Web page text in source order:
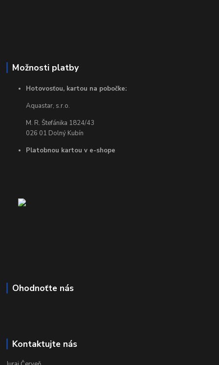
Možnosti platby
Hotovosťou, kartou na pobočke:
Aquastar, s.r.o.
M. R. Štefánika 1824/43
026 01 Dolný Kubín
Platobnou kartou v e-shope
Ohodnoťte nás
Kontaktujte nás